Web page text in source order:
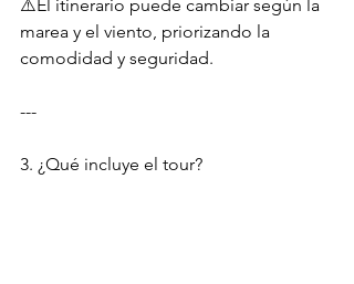
⚠️El itinerario puede cambiar según la
marea y el viento, priorizando la
comodidad y seguridad.
---
3. ¿Qué incluye el tour?